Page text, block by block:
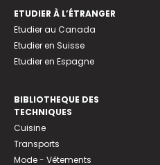
ETUDIER À L’ÉTRANGER
Etudier au Canada
Etudier en Suisse
Etudier en Espagne
BIBLIOTHEQUE DES
TECHNIQUES
Cuisine
Transports
Mode - Vêtements